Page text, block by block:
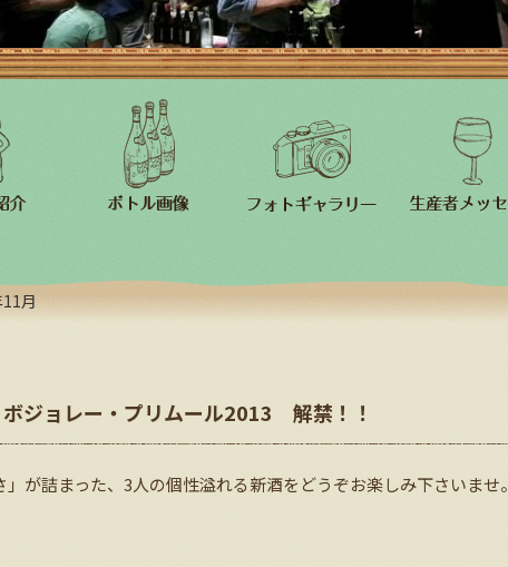
月
ョレー・プリムール2013 解禁！！
が詰まった、3人の個性溢れる新酒をどうぞお楽しみ下さいませ。